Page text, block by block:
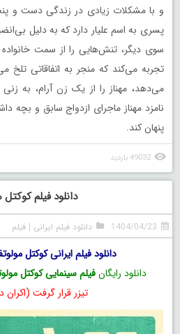
و با مشکلات زیادی در زندگی دست و
پسری به اسم علیار دارد که به دلیل
سوی دیگر، تنش‌هایی را از سمت
تجربه می‌کند که منجر به اتفاقاتی
می‌دهد، مهناز را از یک زن آرام، به
نامزد مهناز ماجرای ازدواج سابق و بچه
پنهان کند.
49032 بازدید
دانلود فیلم
1404/04/23 دانلود فیلم ایرانی |فیلم
دانلود فیلم ایرانی کوکتل
دانلود رایگانفیلم سینمایی کوکتل
تیزر قرار گرفت (اکران